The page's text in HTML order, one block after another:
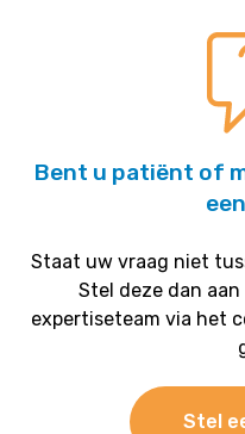
Bent u patiënt of
Staat uw vraag niet
Stel deze dan
expertiseteam via het
Stel